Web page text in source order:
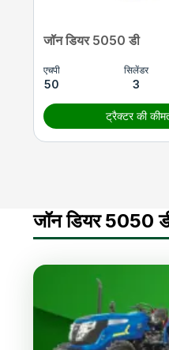
जॉन डियर 5050 डी
एचपी
50
सिलेंडर
3
ट्रैक्टर की
जॉन डियर 5050